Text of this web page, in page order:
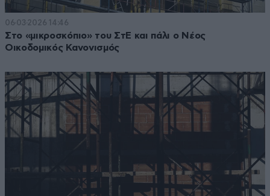
06·03·2026 14:46
Στο «μικροσκόπιο» του ΣτΕ και πάλι ο Νέος
Οικοδομικός Κανονισμός